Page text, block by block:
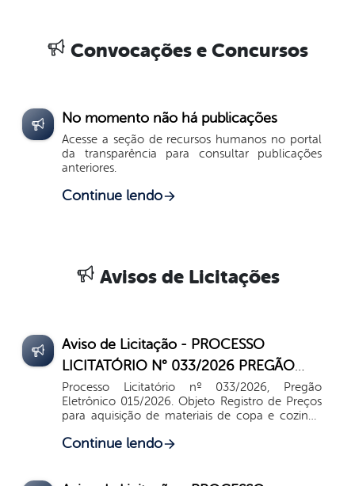
Convocações e Concursos
No momento não há publicações
Acesse a seção de recursos humanos no portal
da transparência para consultar publicações
anteriores.
Continue lendo
Avisos de Licitações
Aviso de Licitação - PROCESSO
LICITATÓRIO N° 033/2026 PREGÃO
ELETRÔNICO Nº 015/2026 SISTEMA DE
REGISTRO DE PREÇOS (SRP)
Processo Licitatório nº 033/2026, Pregão
Eletrônico 015/2026. Objeto Registro de Preços
para aquisição de materiais de copa e cozinha
de ensino e dos setores administrativos
Continue lendo